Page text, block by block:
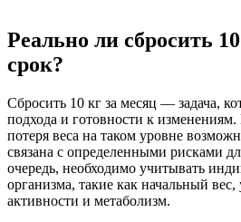
Реально ли сбросить
срок?
Сбросить 10 кг за месяц — задача,
подхода и готовности к
потеря веса на таком уровне
связана с определенными рисками
очередь, необходимо учитывать
организма, такие как начальный
активности и метаболизм.